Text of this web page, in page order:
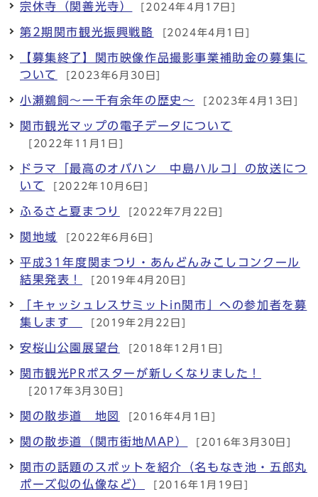
宗休寺（関善光寺） [2024年4月17日]
第2期関市観光振興戦略 [2024年4月1日]
【募集終了】関市映像作品撮影事業補助金の募集に
ついて
[2023年6月30日]
小瀬鵜飼～一千有余年の歴史～ [2023年4月13日]
関市観光マップの電子データについて
[2022年11月1日]
ドラマ「最高のオバハン 中島ハルコ」の放送につ
いて
[2022年10月6日]
ふるさと夏まつり [2022年7月22日]
関地域 [2022年6月6日]
平成31年度関まつり・あんどんみこしコンクール
結果発表！
[2019年4月20日]
「キャッシュレスサミットin関市」への参加者を募
集します
[2019年2月22日]
安桜山公園展望台 [2018年12月1日]
関市観光PRポスターが新しくなりました！
[2017年3月30日]
関の散歩道 地図 [2016年4月1日]
関の散歩道（関市街地MAP） [2016年3月30日]
関市の話題のスポットを紹介（名もなき池・五郎丸
ポーズ似の仏像など）
[2016年1月19日]